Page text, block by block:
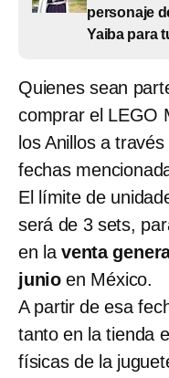
personaje
Yaiba para
Quienes sean
comprar el LEGO
los Anillos a
fechas
El límite de
será de 3 sets,
en la venta
junio en México.
A partir de esa
tanto en la tienda
físicas de la